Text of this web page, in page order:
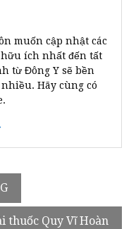
muốn cập nhật các
ích nhất đến tất
từ Đông Y sẽ bền
Hãy cùng có
thuốc Quy Vĩ Hoàn